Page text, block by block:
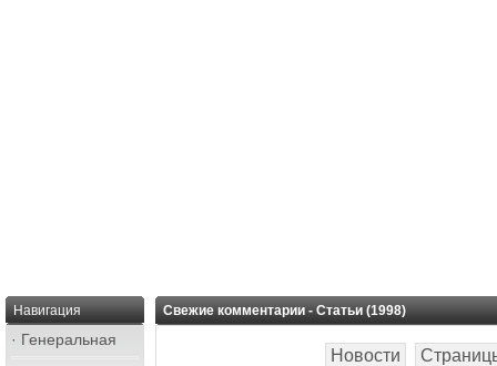
Навигация
· Генеральная
Свежие комментарии - Статьи (1998)
Новости